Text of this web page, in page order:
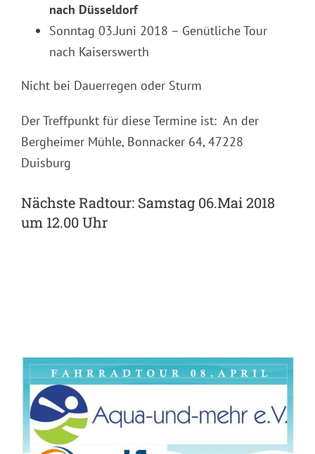
nach Düsseldorf
Sonntag 03.Juni 2018 – Genütliche Tour
nach Kaiserswerth
Nicht bei Dauerregen oder Sturm
Der Treffpunkt für diese Termine ist: An der
Bergheimer Mühle, Bonnacker 64, 47228
Duisburg
Nächste Radtour: Samstag 06.Mai 2018
um 12.00 Uhr